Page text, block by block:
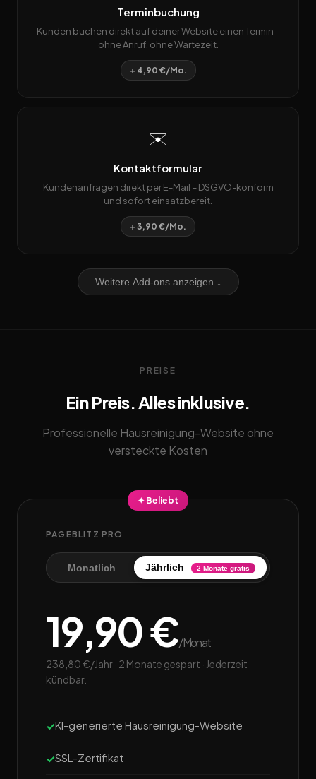
Terminbuchung
Kunden buchen direkt auf deiner Website einen Termin –
ohne Anruf, ohne Wartezeit.
+ 4,90 €/Mo.
✉️
Kontaktformular
Kundenanfragen direkt per E-Mail – DSGVO-konform
und sofort einsatzbereit.
+ 3,90 €/Mo.
Weitere Add-ons anzeigen ↓
PREISE
Ein Preis. Alles inklusive.
Professionelle Hausreinigung-Website ohne
versteckte Kosten
✦ Beliebt
PAGEBLITZ PRO
Monatlich Jährlich 2 Monate gratis
19,90 €/Monat
238,80 €/Jahr · 2 Monate gespart · Jederzeit
kündbar.
KI-generierte Hausreinigung-Website
SSL-Zertifikat